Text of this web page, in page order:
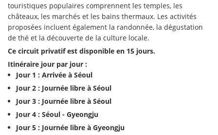
touristiques populaires comprennent les temples, les
châteaux, les marchés et les bains thermaux. Les activités
proposées incluent également la randonnée, la dégustation
de thé et la découverte de la culture locale.
Ce circuit privatif est disponible en 15 jours.
Itinéraire jour par jour :
Jour 1 : Arrivée à Séoul
Jour 2 : Journée libre à Séoul
Jour 3 : Journée libre à Séoul
Jour 4 : Séoul - Gyeongju
Jour 5 : Journée libre à Gyeongju